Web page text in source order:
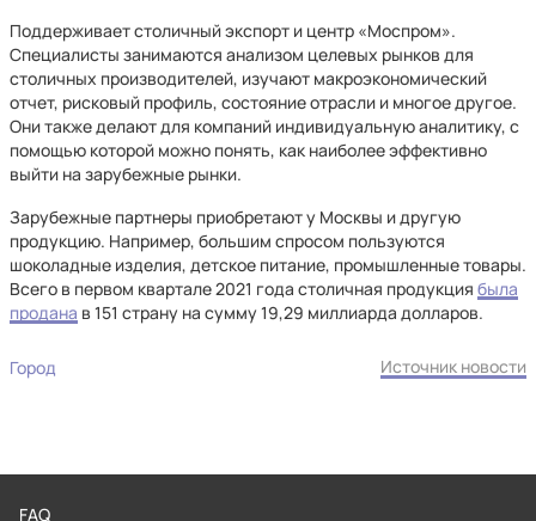
Поддерживает столичный экспорт и центр «Моспром».
Специалисты занимаются анализом целевых рынков для
столичных производителей, изучают макроэкономический
отчет, рисковый профиль, состояние отрасли и многое другое.
Они также делают для компаний индивидуальную аналитику, с
помощью которой можно понять, как наиболее эффективно
выйти на зарубежные рынки.
Зарубежные партнеры приобретают у Москвы и другую
продукцию. Например, большим спросом пользуются
шоколадные изделия, детское питание, промышленные товары.
Всего в первом квартале 2021 года столичная продукция была
продана в 151 страну на сумму 19,29 миллиарда долларов.
Город Источник новости
FAQ